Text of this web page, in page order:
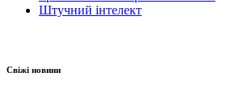
Штучний інтелект
Свіжі новини